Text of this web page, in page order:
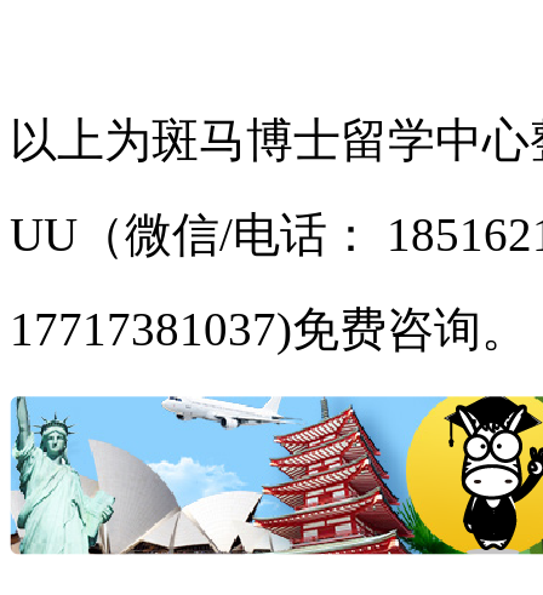
以上为斑马博士留学中
UU（微信/电话：
17717381037)免费咨询。